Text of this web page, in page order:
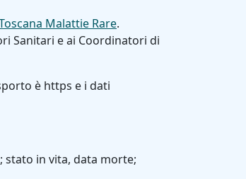
Malattie Rare.
Sanitari e ai Coordinatori di
è https e i dati
stato in vita, data morte;